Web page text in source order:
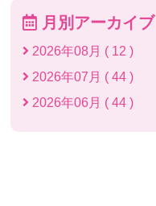
月別アーカイブ
2026年08月 ( 12 )
2026年07月 ( 44 )
2026年06月 ( 44 )